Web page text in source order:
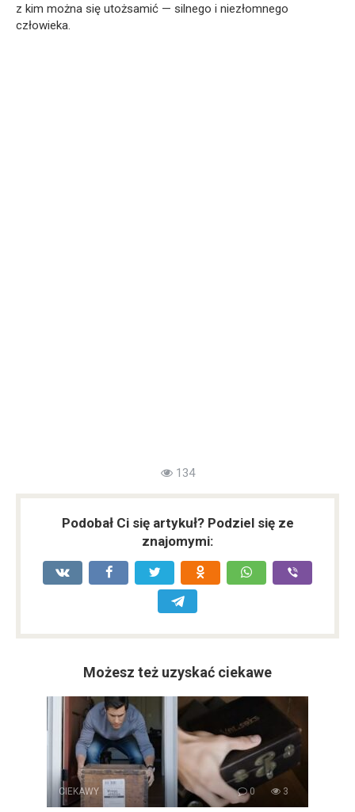
z kim można się utożsamić — silnego i niezłomnego
człowieka.
134
Podobał Ci się artykuł? Podziel się ze
znajomymi:
Możesz też uzyskać ciekawe
CIEKAWY 0 3